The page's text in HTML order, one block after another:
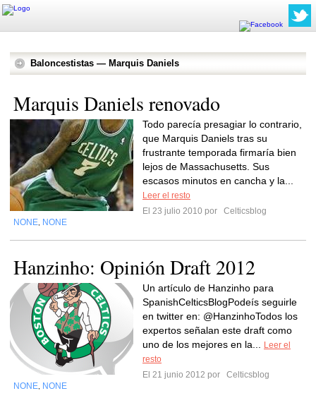
Baloncestistas — Marquis Daniels
Marquis Daniels renovado
Todo parecía presagiar lo contrario,
que Marquis Daniels tras su
frustrante temporada firmaría bien
lejos de Massachusetts. Sus
escasos minutos en cancha y la...
Leer el resto
El 23 julio 2010 por
Celticsblog
NONE NONE
Hanzinho: Opinión Draft 2012
Un artículo de Hanzinho para
SpanishCelticsBlogPodeís seguirle
en twitter en: @HanzinhoTodos los
expertos señalan este draft como
uno de los mejores en la...
Leer el
resto
El 21 junio 2012 por
Celticsblog
NONE NONE